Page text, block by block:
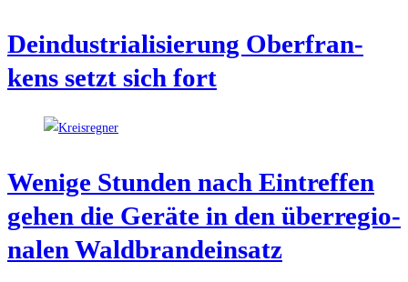
Deindus­tria­li­sie­rung Ober­fran­
kens setzt sich fort
Weni­ge Stun­den nach Ein­tref­fen
gehen die Gerä­te in den über­re­gio­
na­len Waldbrandeinsatz